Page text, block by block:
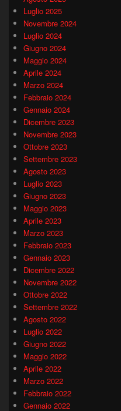
Luglio 2025
Novembre 2024
Luglio 2024
Giugno 2024
Maggio 2024
Aprile 2024
Marzo 2024
Febbraio 2024
Gennaio 2024
Dicembre 2023
Novembre 2023
Ottobre 2023
Settembre 2023
Agosto 2023
Luglio 2023
Giugno 2023
Maggio 2023
Aprile 2023
Marzo 2023
Febbraio 2023
Gennaio 2023
Dicembre 2022
Novembre 2022
Ottobre 2022
Settembre 2022
Agosto 2022
Luglio 2022
Giugno 2022
Maggio 2022
Aprile 2022
Marzo 2022
Febbraio 2022
Gennaio 2022